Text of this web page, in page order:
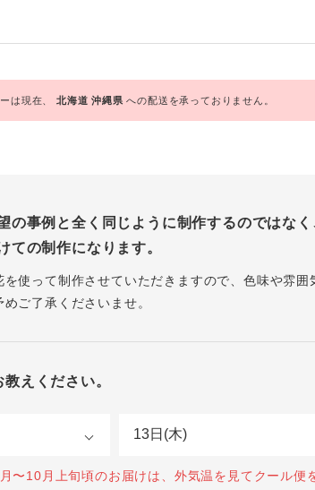
ーは現在、北海道沖縄県への配送を承っておりません。
の事例と全く同じように制作するのではな
ての制作になります。
を使って制作させていただきますので、色味や雰囲
ご了承くださいませ。
えください。
〜10月上旬頃のお届けは、外気温を見てクール便